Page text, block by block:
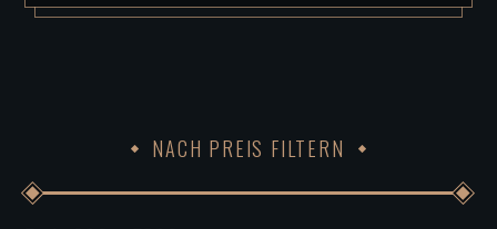
gewählt
werden
NACH PREIS FILTERN